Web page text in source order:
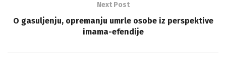
Next Post
O gasuljenju, opremanju umrle osobe iz perspektive
imama-efendije